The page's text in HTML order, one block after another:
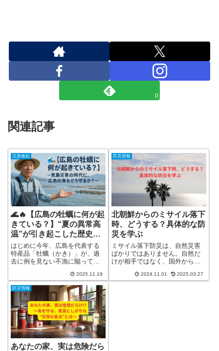
0
関連記事
注意喚起
🌊🔥【広島の牡蠣に何が起
きている？】“夏の異常高
温”が引き起こした歴史的
不漁と、来年への再生――
気象災害の時代に、広島の
海をどう守るか？――
はじめに今年、広島を代表する
特産品「牡蠣（かき）」が、過
去に例を見ない不漁に陥ってい
「え？ 牡蠣って冬の食べ物じゃ
ないのに、なんで“夏”が関係ある
の？」と思った方も多いはずで
詳しく見る
2025.11.19
防災情報
北朝鮮からのミサイル落下
時、どうする？具体的な防
災を学ぶ
ミサイル落下防災は、自然災害
ばかりではありません。自然だ
けが相手ではなく、国外からの
にも備える必要があります。そ
2024.11.01 2025.03.27
防災情報
あなたの家、実は危険だら